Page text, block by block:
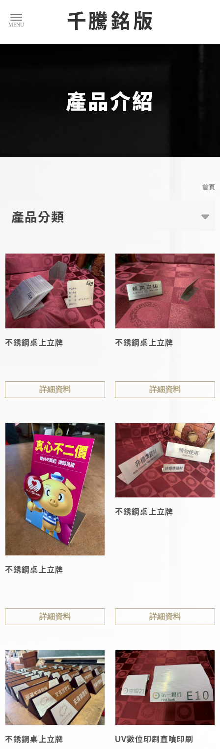
產品介紹
首頁
產品分類
不銹鋼桌上立牌
詳細資料
不銹鋼桌上立牌
詳細資料
不銹鋼桌上立牌
詳細資料
不銹鋼桌上立牌
詳細資料
不銹鋼桌上立牌 UV數位印刷直噴印刷